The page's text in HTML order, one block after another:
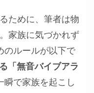
ために、筆者は物
家族に気づかれず
のルールが以下で
「無音バイブアラ
瞬で家族を起こし